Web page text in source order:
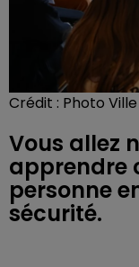
Crédit : Photo
Vous allez
apprendre
personne
sécurité.